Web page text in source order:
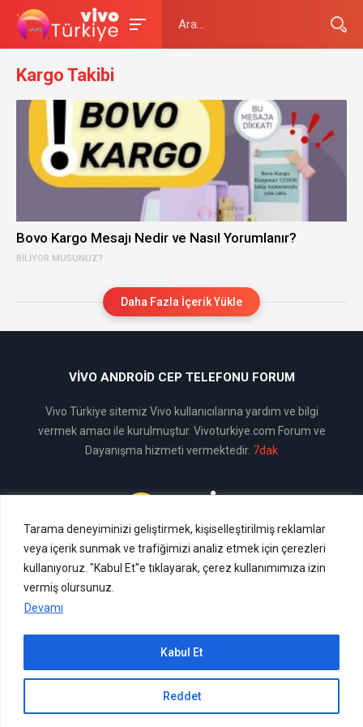
Tarama deneyiminizi geliştirmek, kişiselleştirilmiş reklamlar
veya içerik sunmak ve trafiğimizi analiz etmek için çerezleri
kullanıyoruz. "Kabul Et"e tıklayarak, çerez kullanımımıza izin
vermiş olursunuz.
Devamı
Reddet
Kabul Et
Kargo Takibi
BILIYOR MUSUNUZ?
Bovo Kargo Mesajı Nedir ve Nasıl Yorumlanır?
Daha Fazla İçerik Yükle
VIVO ANDROID CEP TELEFONU FORUM
Vivo Türkiye sitemiz Vivo kullanıcılarına yardım ve bilgi
vermek amacı ile kurulmuştur. Vivoturkiye.com Forum ve
Dayanışma hizmeti vermektedir. 7dak
Vivo Türkiye